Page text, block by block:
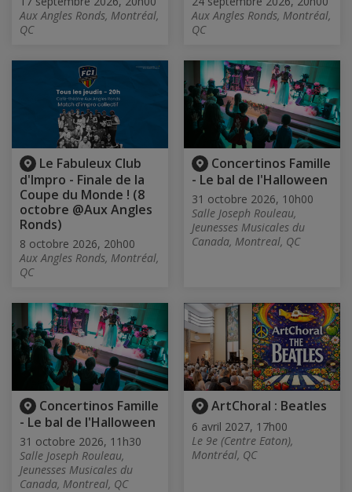
Aux Angles Ronds, Montréal,
QC
Aux Angles Ronds, Montréal,
QC
Le Fabuleux Club
d'Impro - Finale de la
Coupe du Monde ! (8
octobre @Aux Angles
Ronds)
8 octobre 2026, 20h00
Aux Angles Ronds, Montréal,
QC
Concertinos Famille
- Le bal de l'Halloween
31 octobre 2026, 10h00
Salle Joseph Rouleau,
Jeunesses Musicales du
Canada, Montreal, QC
Concertinos Famille
- Le bal de l'Halloween
31 octobre 2026, 11h30
Salle Joseph Rouleau,
Jeunesses Musicales du
Canada, Montreal, QC
ArtChoral : Beatles
6 avril 2027, 17h00
Le 9e (Centre Eaton),
Montréal, QC